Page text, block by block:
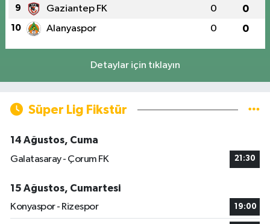
9 Gaziantep FK 0 0
10 Alanyaspor 0 0
Detaylar için tıklayın
Süper Lig Fikstür
14 Ağustos, Cuma
Galatasaray - Çorum FK
21:30
15 Ağustos, Cumartesi
Konyaspor - Rizespor
19:00